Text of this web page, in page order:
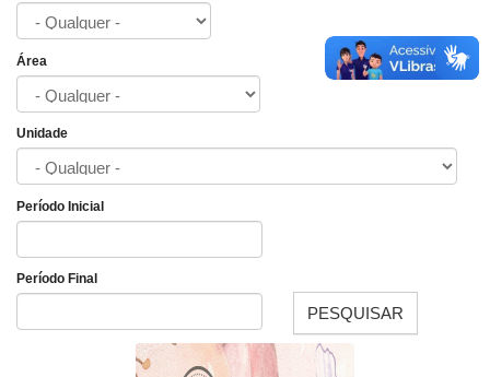
Área
Unidade
Período Inicial
Período Final
PESQUISAR